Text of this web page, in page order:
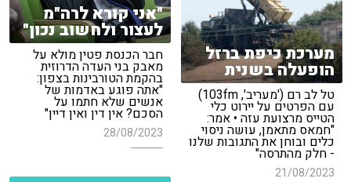
"אני קורא לרה"מ
לעצור ולחשוב נכון"
חבר הכנסת פטין מולא על
מאבק בני העדה הדרוזית
בהקמת הטורבינות בצפון:
"אתה פוגע באדמות של
אנשים שלא חתמו על
הסכם? אין דין ואין דיין"
28/08/2023
מערכת כיפת ברזל
הופעלה בשנית
טל לב רם ('מעריב', 103fm)
עם הפרטים על יירוט כלי
הטייס מרצועת עזה • אמר:
"חמאס מתאמן, עושה ניסוי
כלים ובוחן את התגובות שלנו
- חלק מהתרסה"
21/08/2023